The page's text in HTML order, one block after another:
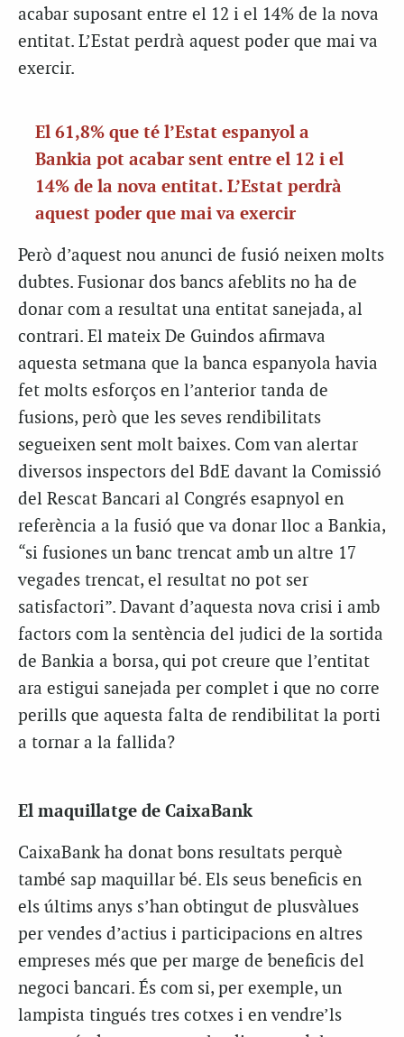
acabar suposant entre el 12 i el 14% de la nova
entitat. L’Estat perdrà aquest poder que mai va
exercir.
El 61,8% que té l’Estat espanyol a
Bankia pot acabar sent entre el 12 i el
14% de la nova entitat. L’Estat perdrà
aquest poder que mai va exercir
Però d’aquest nou anunci de fusió neixen molts
dubtes. Fusionar dos bancs afeblits no ha de
donar com a resultat una entitat sanejada, al
contrari. El mateix De Guindos afirmava
aquesta setmana que la banca espanyola havia
fet molts esforços en l’anterior tanda de
fusions, però que les seves rendibilitats
segueixen sent molt baixes. Com van alertar
diversos inspectors del BdE davant la Comissió
del Rescat Bancari al Congrés esapnyol en
referència a la fusió que va donar lloc a Bankia,
“si fusiones un banc trencat amb un altre 17
vegades trencat, el resultat no pot ser
satisfactori”. Davant d’aquesta nova crisi i amb
factors com la sentència del judici de la sortida
de Bankia a borsa, qui pot creure que l’entitat
ara estigui sanejada per complet i que no corre
perills que aquesta falta de rendibilitat la porti
a tornar a la fallida?
El maquillatge de CaixaBank
CaixaBank ha donat bons resultats perquè
també sap maquillar bé. Els seus beneficis en
els últims anys s’han obtingut de plusvàlues
per vendes d’actius i participacions en altres
empreses més que per marge de beneficis del
negoci bancari. És com si, per exemple, un
lampista tingués tres cotxes i en vendre’ls